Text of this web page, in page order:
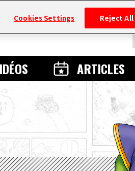
ARTICLES
Cookies Settings Reject All